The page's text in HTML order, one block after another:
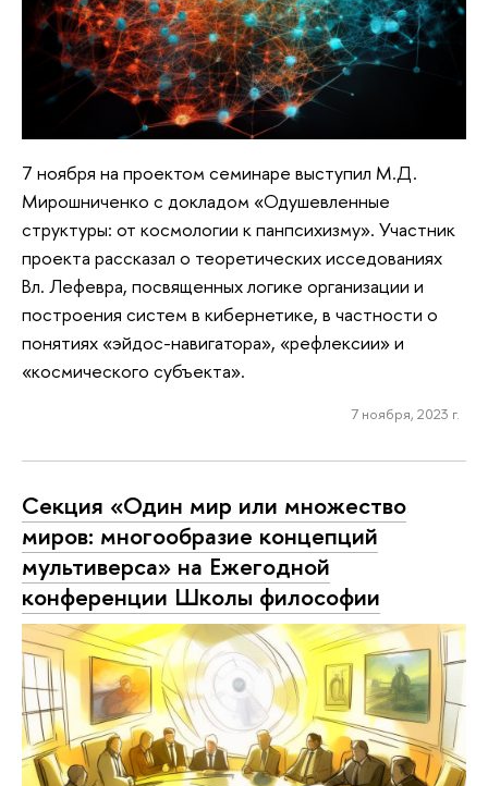
7 ноября на проектом семинаре выступил М.Д.
Мирошниченко с докладом «Одушевленные
структуры: от космологии к панпсихизму». Участник
проекта рассказал о теоретических исседованиях
Вл. Лефевра, посвященных логике организации и
построения систем в кибернетике, в частности о
понятиях «эйдос-навигатора», «рефлексии» и
«космического субъекта».
7 ноября, 2023 г.
Секция «Один мир или множество
миров: многообразие концепций
мультиверса» на Ежегодной
конференции Школы философии